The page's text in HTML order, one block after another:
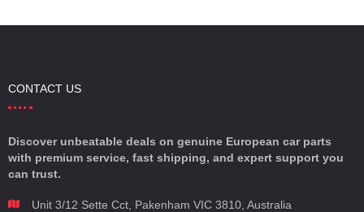
CONTACT US
Discover unbeatable deals on genuine European car parts
with premium service, fast shipping, and expert support you
can trust.
Unit 3/12 Sette Cct, Pakenham VIC 3810, Australia